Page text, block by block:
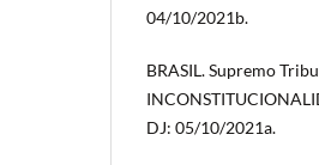
04/10/2021b.
BRASIL. Supremo
DJ: 05/10/2021a.